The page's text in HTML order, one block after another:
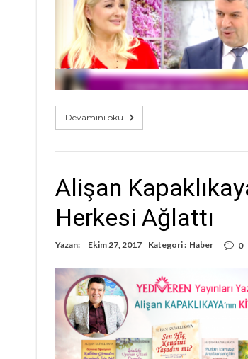
Devamını oku
Alişan
Herkesi Ağlattı
Yazan: Ekim 27, 2017 Kategori : Haber 0